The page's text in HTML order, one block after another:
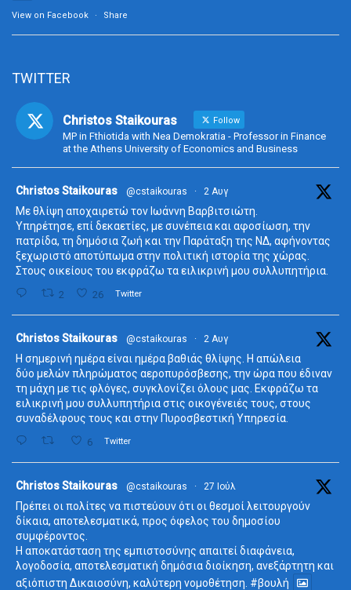
View on Facebook · Share
TWITTER
Christos Staikouras Follow
MP in Fthiotida with Nea Demokratia - Professor in Finance
at the Athens University of Economics and Business
Christos Staikouras @cstaikouras · 2 Αυγ
Με θλίψη αποχαιρετώ τον Ιωάννη Βαρβιτσιώτη.
Υπηρέτησε, επί δεκαετίες, με συνέπεια και αφοσίωση, την
πατρίδα, τη δημόσια ζωή και την Παράταξη της ΝΔ, αφήνοντας
ξεχωριστό αποτύπωμα στην πολιτική ιστορία της χώρας.
Στους οικείους του εκφράζω τα ειλικρινή μου συλλυπητήρια.
2 26 Twitter
Christos Staikouras @cstaikouras · 2 Αυγ
Η σημερινή ημέρα είναι ημέρα βαθιάς θλίψης. Η απώλεια
δύο μελών πληρώματος αεροπυρόσβεσης, την ώρα που έδιναν
τη μάχη με τις φλόγες, συγκλονίζει όλους μας. Εκφράζω τα
ειλικρινή μου συλλυπητήρια στις οικογένειές τους, στους
συναδέλφους τους και στην Πυροσβεστική Υπηρεσία.
6 Twitter
Christos Staikouras @cstaikouras · 27 Ιούλ
Πρέπει οι πολίτες να πιστεύουν ότι οι θεσμοί λειτουργούν
δίκαια, αποτελεσματικά, προς όφελος του δημοσίου
συμφέροντος.
Η αποκατάσταση της εμπιστοσύνης απαιτεί διαφάνεια,
λογοδοσία, αποτελεσματική δημόσια διοίκηση, ανεξάρτητη και
αξιόπιστη Δικαιοσύνη, καλύτερη νομοθέτηση. #βουλή